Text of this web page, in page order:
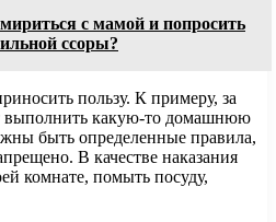
с мамой и попросить
ссоры?
пользу. К примеру, за
выполнить какую-то домашнюю
быть определенные правила,
В качестве наказания
комнате, помыть посуду,